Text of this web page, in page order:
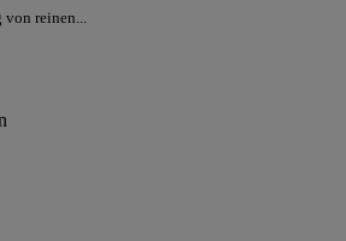
reinen...